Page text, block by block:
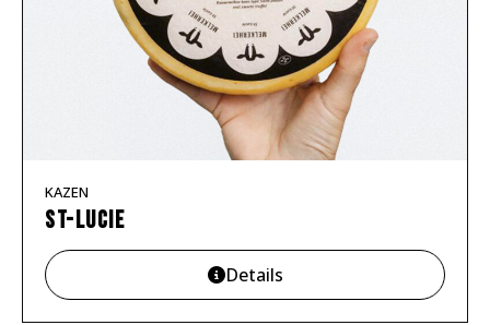
KAZEN
St-Lucie
Details